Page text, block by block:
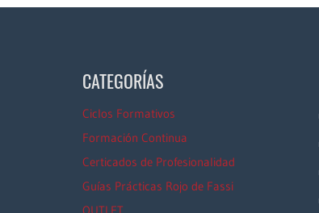
CATEGORÍAS
Ciclos Formativos
Formación Continua
Certicados de Profesionalidad
Guías Prácticas Rojo de Fassi